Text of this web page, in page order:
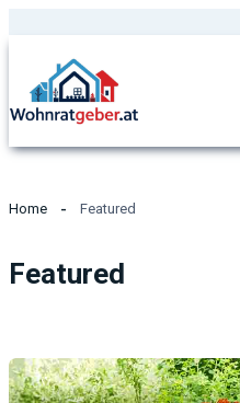
Home Featured
Featured